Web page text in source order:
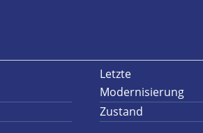
Letzte
Modernisierung
Zustand